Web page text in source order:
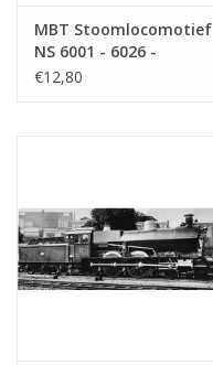
MBT Stoomlocomotief
NS 6001 - 6026 -
Bouwtekening Schaal 1
€12,80